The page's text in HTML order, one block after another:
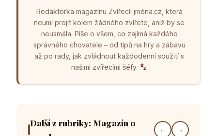
Redaktorka magazínu Zvířecí-jména.cz, která
neumí projít kolem žádného zvířete, aniž by se
neusmála. Píše o všem, co zajímá každého
správného chovatele – od tipů na hry a zábavu
až po rady, jak zvládnout každodenní soužití s
našimi zvířecími šéfy.
Další z rubriky: Magazín o
← →